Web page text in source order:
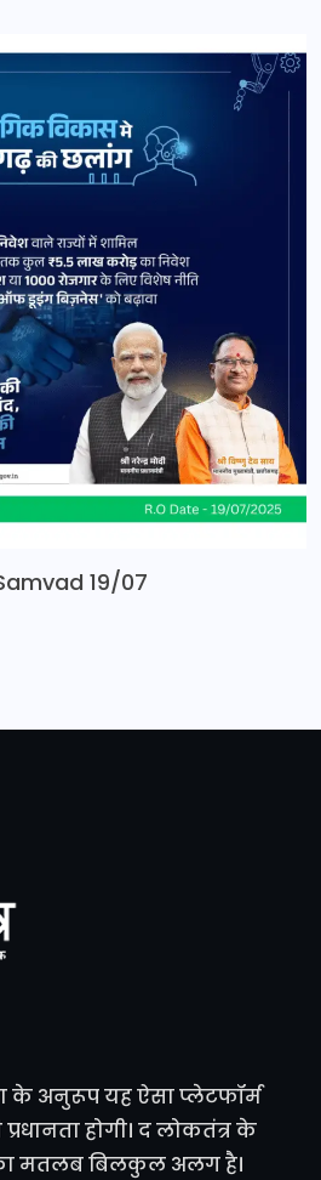
19/07
के अनुरूप यह ऐसा प्लेटफॉर्म
प्रधानता होगी। द लोकतंत्र के
का मतलब बिलकुल अलग है।